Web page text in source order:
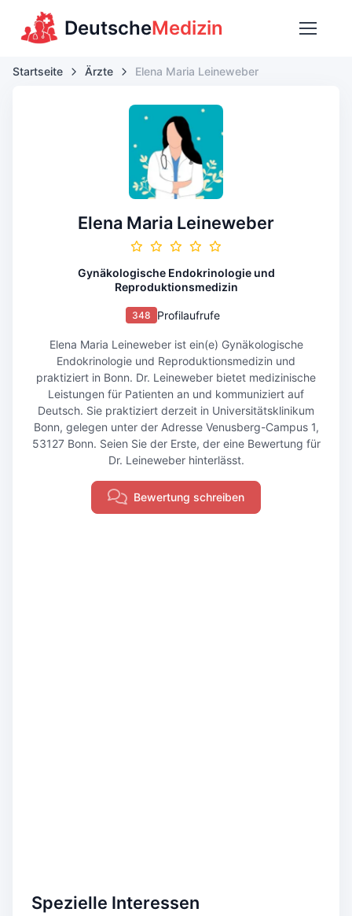
DeutscheMedizin
Startseite Ärzte Elena Maria Leineweber
Elena Maria Leineweber
Gynäkologische Endokrinologie und
Reproduktionsmedizin
348 Profilaufrufe
Elena Maria Leineweber ist ein(e) Gynäkologische
Endokrinologie und Reproduktionsmedizin und
praktiziert in Bonn. Dr. Leineweber bietet medizinische
Leistungen für Patienten an und kommuniziert auf
Deutsch. Sie praktiziert derzeit in Universitätsklinikum
Bonn, gelegen unter der Adresse Venusberg-Campus 1,
53127 Bonn. Seien Sie der Erste, der eine Bewertung für
Dr. Leineweber hinterlässt.
Bewertung schreiben
Spezielle Interessen